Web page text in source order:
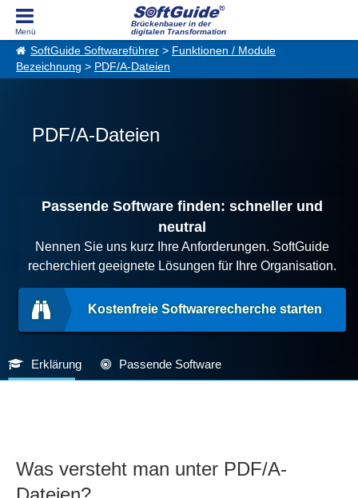
Brückenbauer in der
digitalen Transformation
SoftGuide Softwareführer > Funktionen / Module
Bezeichnung > PDF/A-Dateien
PDF/A-Dateien
Passende Software finden: schneller und
neutral
Nennen Sie uns kurz Ihre Anforderungen. SoftGuide
recherchiert geeignete Lösungen für Ihre Organisation.
Kostenfreie Softwarerecherche starten
Erklärung Passende Software
Was versteht man unter PDF/A-